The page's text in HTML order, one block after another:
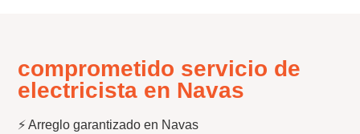
comprometido servicio de
electricista en Navas
⚡ Arreglo garantizado en Navas